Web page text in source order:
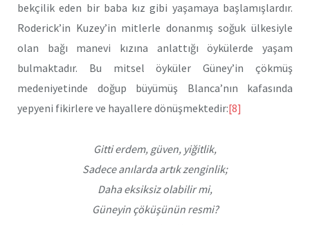
bekçilik eden bir baba kız gibi yaşamaya başlamışlardır.
Roderick’in Kuzey’in mitlerle donanmış soğuk ülkesiyle
olan bağı manevi kızına anlattığı öykülerde yaşam
bulmaktadır. Bu mitsel öyküler Güney’in çökmüş
medeniyetinde doğup büyümüş Blanca’nın kafasında
yepyeni fikirlere ve hayallere dönüşmektedir:[8]
Gitti erdem, güven, yiğitlik,
Sadece anılarda artık zenginlik;
Daha eksiksiz olabilir mi,
Güneyin çöküşünün resmi?